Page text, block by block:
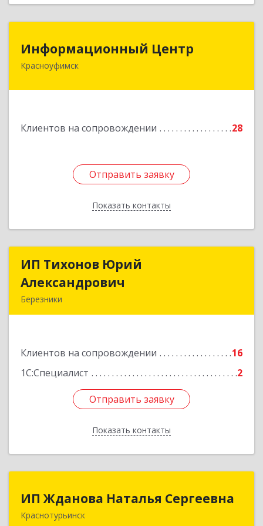
Информационный Центр
Красноуфимск
Клиентов на сопровождении 28
Отправить заявку
Показать контакты
Информационный Центр
623300, Свердловская обл, Красноуфимск г,
Отправить заявку
Назад
ИП Тихонов Юрий
Александрович
Березники
Клиентов на сопровождении
16
1С:Специалист
2
Отправить заявку
Показать контакты
ИП Тихонов Юрий
Подробнее
Отправить заявку
Назад
ИП Жданова Наталья Сергеевна
Краснотурьинск